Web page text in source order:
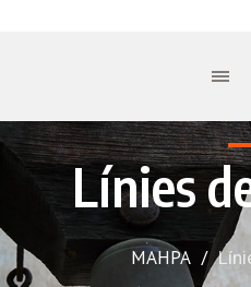
Línies
MAHPA /